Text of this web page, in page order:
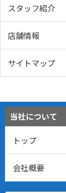
スタッフ紹介
店舗情報
サイトマップ
当社について
トップ
会社概要